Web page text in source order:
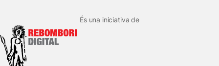
És una iniciativa de